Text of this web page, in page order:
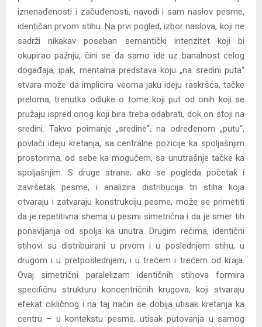
iznenađenosti i začuđenosti, navodi i sam naslov pesme,
identičan prvom stihu. Na prvi pogled, izbor naslova, koji ne
sadrži nikakav poseban semantički intenzitet koji bi
okupirao pažnju, čini se da samo ide uz banalnost celog
događaja; ipak, mentalna predstava koju „na sredini puta“
stvara može da implicira veoma jaku ideju raskršća, tačke
preloma, trenutka odluke o tome koji put od onih koji se
pružaju ispred onog koji bira treba odabrati, dok on stoji na
sredini. Takvo poimanje „sredine“, na određenom „putu“,
povlači ideju kretanja, sa centralne pozicije ka spoljašnjim
prostorima, od sebe ka mogućem, sa unutrašnje tačke ka
spoljašnjim. S druge strane, ako se pogleda početak i
završetak pesme, i analizira distribucija tri stiha koja
otvaraju i zatvaraju konstrukciju pesme, može se primetiti
da je repetitivna shema u pesmi simetrična i da je smer tih
ponavljanja od spolja ka unutra. Drugim rečima, identični
stihovi su distribuirani u prvom i u poslednjem stihu, u
drugom i u pretposlednjem, i u trećem i trećem od kraja.
Ovaj simetrični paralelizam identičnih stihova formira
specifičnu strukturu koncentričnih krugova, koji stvaraju
efekat cikličnog i na taj način se dobija utisak kretanja ka
centru – u kontekstu pesme, utisak putovanja u samog